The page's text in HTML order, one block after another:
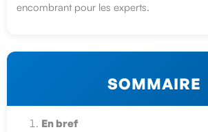
encombrant pour les experts.
SOMMAIRE
En bref